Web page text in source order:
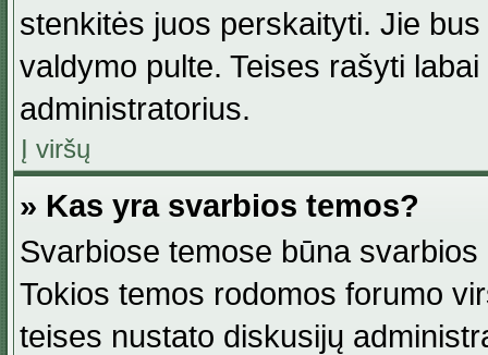
stenkitės juos perskaityti. Jie
valdymo pulte. Teises rašyti
administratorius.
Į viršų
» Kas yra svarbios temos?
Svarbiose temose būna
Tokios temos rodomos forumo
teises nustato diskusijų